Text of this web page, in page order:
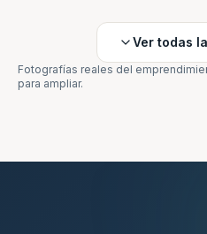
Ver todas
Fotografías reales del
para ampliar.